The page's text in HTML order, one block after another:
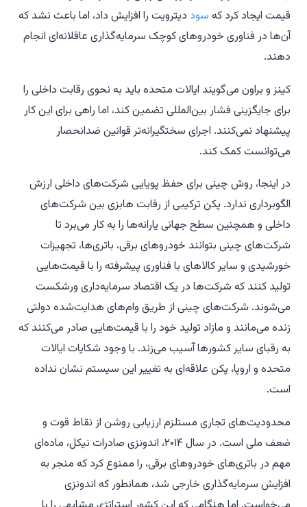
قیمت ایجاد کرد که سود دیترویت را افزایش داد، اما باعث نشد که
آن‌ها در فناوری خودروهای کوچک سرمایه‌گذاری عاقلانه‌ای انجام
دهند.
کینز و براون می‌گویند ایالات متحده باید به نحوی رقابت داخلی را
برای جایگزینی فشار بین‌المللی تضمین کند، اما راهی برای این کار
پیشنهاد نمی‌کنند. اجرای سختگیرانه‌تر قوانین ضدانحصار
می‌توانست کمک کند.
در اینجا، روش چینی برای حفظ پویایی شرکت‌های داخلی ارزش
الگوبرداری ندارد. پکن ترکیبی از رقابت هابزی بین شرکت‌های
داخلی و همچنین سطح جهانی یارانه‌ها را به کار می‌برد تا
شرکت‌های چینی بتوانند خودروهای برقی، باتری‌ها، تجهیزات
خورشیدی و سایر کالاهای با فناوری پیشرفته را با قیمت‌هایی
تولید کنند که شرکت‌ها در یک اقتصاد سرمایه‌داری ورشکست
می‌شوند. شرکت‌های چینی از طریق وام‌های هدایت‌شده دولتی
زنده می‌مانند و مازاد تولید خود را با قیمت‌هایی صادر می‌کنند که
به رقبای سایر کشورها آسیب می‌زند. با وجود شکایات ایالات
متحده و اروپا، پکن علاقه‌ای به تغییر این سیستم نشان نداده
است.
محدودیت‌های تجاری مستلزم ارزیابی روشن از نقاط قوت و
ضعف ملی است. در سال ۲۰۱۴، اندونزی صادرات نیکل، ماده‌ای
مهم در باتری‌های خودروهای برقی، را ممنوع کرد که منجر به
افزایش سرمایه‌گذاری خارجی شد، همانطور که اندونزی